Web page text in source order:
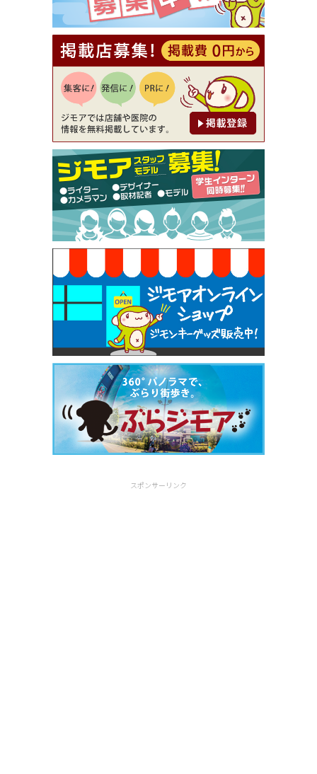
【ジモア読者特典2】コース 3,500円→3,000円（料
理5品+2時間飲み放題）（創作イタリアン Pia Cu
ore（ピアクオーレ））
[有効期限]2026年9月30日
【ジモア読者特典1】料理全品20％OFF ※18時以
降（創作イタリアン Pia Cuore（ピアクオーレ））
[有効期限]2026年9月30日
【ジモア限定②】初回割引 特価 鼻毛脱毛 半額 2,2
00円⇒1,100円（メンズ専門ワックス脱毛サロン Mi
ckle（ミックル））
[有効期限]2026年9月30日
【ジモア限定特典①】まつ毛カール 3,850円→ 2,7
50円（Premiere（プルミエール））
[有効期限]2026年9月30日
焼き餃子 一皿サービス（餃子酒場たっちゃん 西
早稲田店）
[有効期限]2026年9月30日
スポンサーリンク